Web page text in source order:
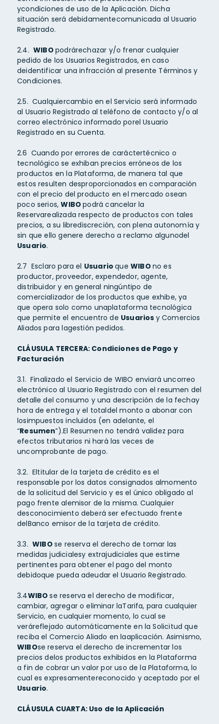
ycondiciones de uso de la Aplicación. Dicha
situación será debidamentecomunicada al Usuario
Registrado.
2.4.WIBO podrárechazar y/o frenar cualquier
pedido de los Usuarios Registrados, en caso
deidentificar una infracción al presente Términos y
Condiciones.
2.5. Cualquiercambio en el Servicio será informado
al Usuario Registrado al teléfono de contacto y/o al
correo electrónico informado porel Usuario
Registrado en su Cuenta.
2.6 Cuando por errores de caráctertécnico o
tecnológico se exhiban precios erróneos de los
productos en la Plataforma, de manera tal que
estos resulten desproporcionados en comparación
con el precio del producto en el mercado osean
poco serios,WIBOpodrá cancelar la
Reservarealizada respecto de productos con tales
precios, a su librediscreción, con plena autonomía y
sin que ello genere derecho a reclamo algunodel
Usuario.
2.7 Esclaro para el Usuarioque WIBO no es
productor, proveedor, expendedor, agente,
distribuidor y en general ningúntipo de
comercializador de los productos que exhibe, ya
que opera solo como unaplataforma tecnológica
que permite el encuentro de Usuarios y Comercios
Aliados para lagestión pedidos.
CLÁUSULA TERCERA: Condiciones de Pago y
Facturación
3.1. Finalizado el Servicio de WIBO enviará uncorreo
electrónico al Usuario Registrado con el resumen del
detalle del consumo y una descripción de la fechay
hora de entrega y el totaldel monto a abonar con
losimpuestos incluidos (en adelante, el
“Resumen”).El Resumen no tendrá validez para
efectos tributarios ni hará las veces de
uncomprobante de pago.
3.2. Eltitular de la tarjeta de crédito es el
responsable por los datos consignados almomento
de la solicitud del Servicio y es el único obligado al
pago frente alemisor de la misma. Cualquier
desconocimiento deberá ser efectuado frente
delBanco emisor de la tarjeta de crédito.
3.3.WIBO se reserva el derecho de tomar las
medidas judicialesy extrajudiciales que estime
pertinentes para obtener el pago del monto
debidoque pueda adeudar el Usuario Registrado.
3.4WIBOse reserva el derecho de modificar,
cambiar, agregar o eliminar laTarifa, para cualquier
Servicio, en cualquier momento, lo cual se
veráreflejado automáticamente en la Solicitud que
reciba el Comercio Aliado en laaplicación. Asimismo,
WIBOse reserva el derecho de incrementar los
precios delos productos exhibidos en la Plataforma
a fin de cobrar un valor por uso de la Plataforma, lo
cual es expresamentereconocido y aceptado por el
Usuario.
CLÁUSULA CUARTA: Uso de la Aplicación